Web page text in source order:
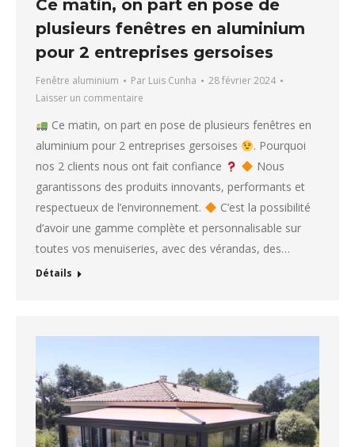
Ce matin, on part en pose de
plusieurs fenêtres en aluminium
pour 2 entreprises gersoises
Fenêtre aluminium Par Luis Cunha
28 février 2024
Laisser un commentaire
Ce matin, on part en pose de plusieurs fenêtres en
aluminium pour 2 entreprises gersoises
. Pourquoi
nos 2 clients nous ont fait confiance
Nous
garantissons des produits innovants, performants et
respectueux de l’environnement.
C’est la possibilité
d’avoir une gamme complète et personnalisable sur
toutes vos menuiseries, avec des vérandas, des…
Détails